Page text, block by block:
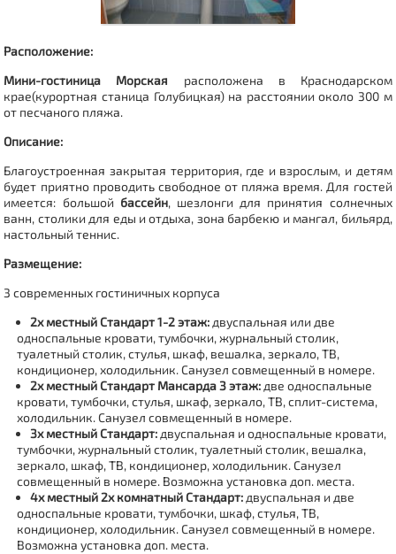
Расположение:
Мини-гостиница Морская расположена в Краснодарском
крае(курортная станица Голубицкая) на расстоянии около 300 м
от песчаного пляжа.
Описание:
Благоустроенная закрытая территория, где и взрослым, и детям
будет приятно проводить свободное от пляжа время. Для гостей
имеется: большой бассейн, шезлонги для принятия солнечных
ванн, столики для еды и отдыха, зона барбекю и мангал, бильярд,
настольный теннис.
Размещение:
3 современных гостиничных корпуса
2х местный Стандарт 1-2 этаж:двуспальная или две
односпальные кровати, тумбочки, журнальный столик,
туалетный столик, стулья, шкаф, вешалка, зеркало, ТВ,
кондиционер, холодильник. Санузел совмещенный в номере.
2х местный Стандарт Мансарда 3 этаж:две односпальные
кровати, тумбочки, стулья, шкаф, зеркало, ТВ, сплит-система,
холодильник. Санузел совмещенный в номере.
3х местный Стандарт:двуспальная и односпальные кровати,
тумбочки, журнальный столик, туалетный столик, вешалка,
зеркало, шкаф, ТВ, кондиционер, холодильник. Санузел
совмещенный в номере. Возможна установка доп. места.
4х местный 2х комнатный Стандарт:двуспальная и две
односпальные кровати, тумбочки, шкаф, стулья, ТВ,
кондиционер, холодильник. Санузел совмещенный в номере.
Возможна установка доп. места.